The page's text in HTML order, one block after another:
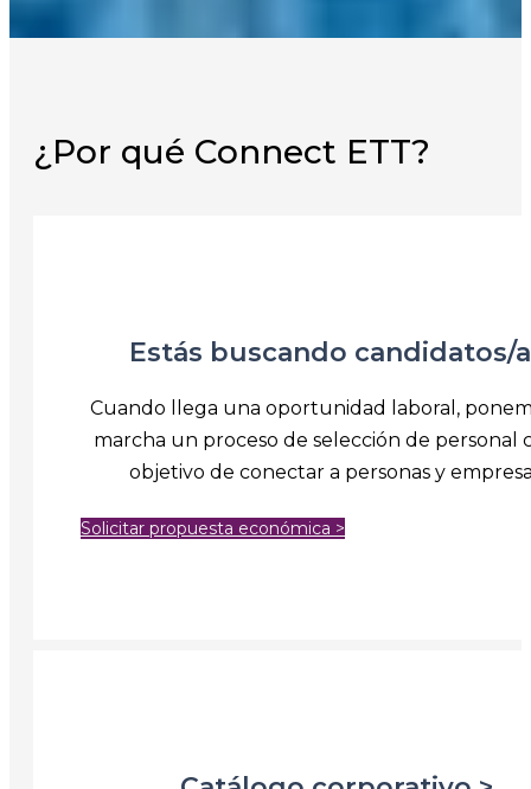
¿Por qué Connect ETT?
Estás buscando candidatos/
Cuando llega una oportunidad laboral,
marcha un proceso de selección de personal
objetivo de conectar a personas y
Solicitar propuesta económica >